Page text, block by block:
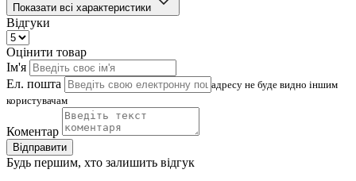
Показати всі характеристики
Відгуки
Оцінити товар
Ім'я
Ел. пошта
адресу не буде видно іншим
користувачам
Коментар
Відправити
Будь першим, хто залишить відгук